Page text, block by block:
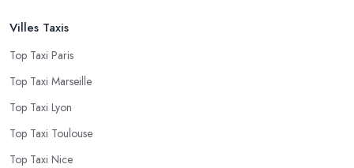
Villes Taxis
Top Taxi Paris
Top Taxi Marseille
Top Taxi Lyon
Top Taxi Toulouse
Top Taxi Nice